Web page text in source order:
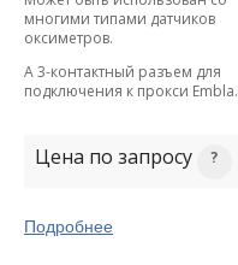
многими типами датчиков
оксиметров.
А 3-контактный разъем для
подключения к прокси Embla.
Цена по запросу
Подробнее